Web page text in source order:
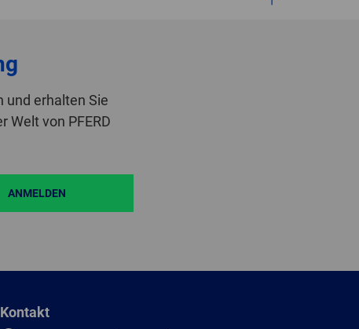
und erhalten Sie
Welt von PFERD
ANMELDEN
Kontakt